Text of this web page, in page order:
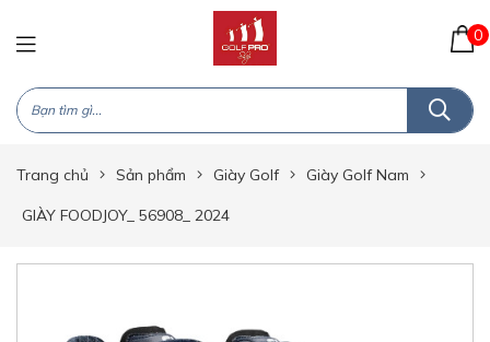
0
Trang chủ Sản phẩm Giày Golf Giày Golf Nam
GIÀY FOODJOY_ 56908_ 2024